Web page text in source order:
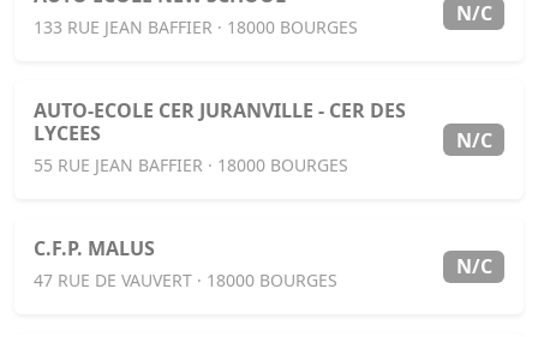
133 RUE JEAN BAFFIER · 18000 BOURGES
N/C
AUTO-ECOLE CER JURANVILLE - CER DES
LYCEES
55 RUE JEAN BAFFIER · 18000 BOURGES
N/C
C.F.P. MALUS
47 RUE DE VAUVERT · 18000 BOURGES
N/C